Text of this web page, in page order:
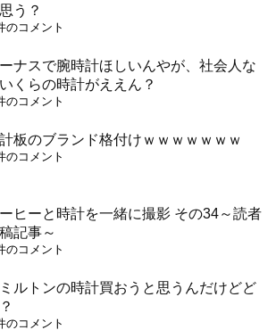
う？
のコメント
ナスで腕時計ほしいんやが、社会人な
くらの時計がええん？
のコメント
板のブランド格付けｗｗｗｗｗｗｗ
のコメント
ヒーと時計を一緒に撮影 その34～読者
記事～
のコメント
ルトンの時計買おうと思うんだけどど
のコメント